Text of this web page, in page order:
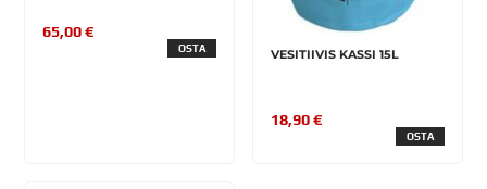
65,00 €
OSTA VESITIIVIS KASSI 15L
18,90 €
OSTA